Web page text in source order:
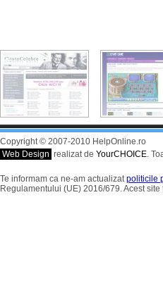
Copyright © 2007-2010 HelpOnline.ro
Web Design realizat de YourCHOICE.
Te informam ca ne-am actualizatpoliticile
Regulamentului (UE) 2016/679. Acest